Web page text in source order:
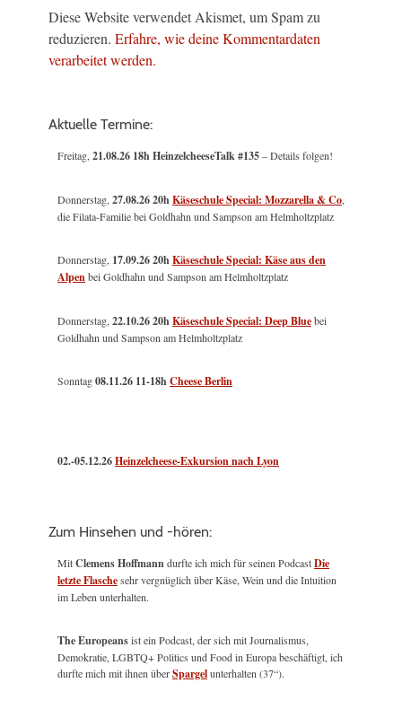
Diese Website verwendet Akismet, um Spam zu
reduzieren. Erfahre, wie deine Kommentardaten
verarbeitet werden.
Aktuelle Termine:
Freitag,21.08.26 18h HeinzelcheeseTalk #135– Details folgen!
Donnerstag,27.08.26 20hKäseschule Special: Mozzarella & Co,
die Filata-Familie bei Goldhahn und Sampson am Helmholtzplatz
Donnerstag, 17.09.26 20hKäseschule Special: Käse aus den
Alpenbei Goldhahn und Sampson am Helmholtzplatz
Donnerstag,22.10.26 20hKäseschule Special: Deep Bluebei
Goldhahn und Sampson am Helmholtzplatz
Sonntag08.11.26 11-18hCheese Berlin
02.-05.12.26Heinzelcheese-Exkursion nach Lyon
Zum Hinsehen und -hören:
MitClemens Hoffmanndurfte ich mich für seinen PodcastDie
letzte Flaschesehr vergnüglich über Käse, Wein und die Intuition
im Leben unterhalten.
The Europeansist ein Podcast, der sich mit Journalismus,
Demokratie, LGBTQ+ Politics und Food in Europa beschäftigt, ich
durfte mich mit ihnen überSpargelunterhalten (37“).